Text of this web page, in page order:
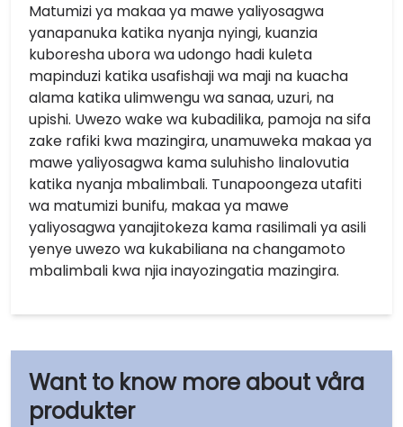
våra
produkter
Matumizi ya makaa ya mawe yaliyosagwa
yanapanuka katika nyanja nyingi, kuanzia
kuboresha ubora wa udongo hadi kuleta
mapinduzi katika usafishaji wa maji na kuacha
alama katika ulimwengu wa sanaa, uzuri, na
upishi. Uwezo wake wa kubadilika, pamoja na sifa
zake rafiki kwa mazingira, unamuweka makaa ya
mawe yaliyosagwa kama suluhisho linalovutia
katika nyanja mbalimbali. Tunapoongeza utafiti
wa matumizi bunifu, makaa ya mawe
yaliyosagwa yanajitokeza kama rasilimali ya asili
yenye uwezo wa kukabiliana na changamoto
mbalimbali kwa njia inayozingatia mazingira.